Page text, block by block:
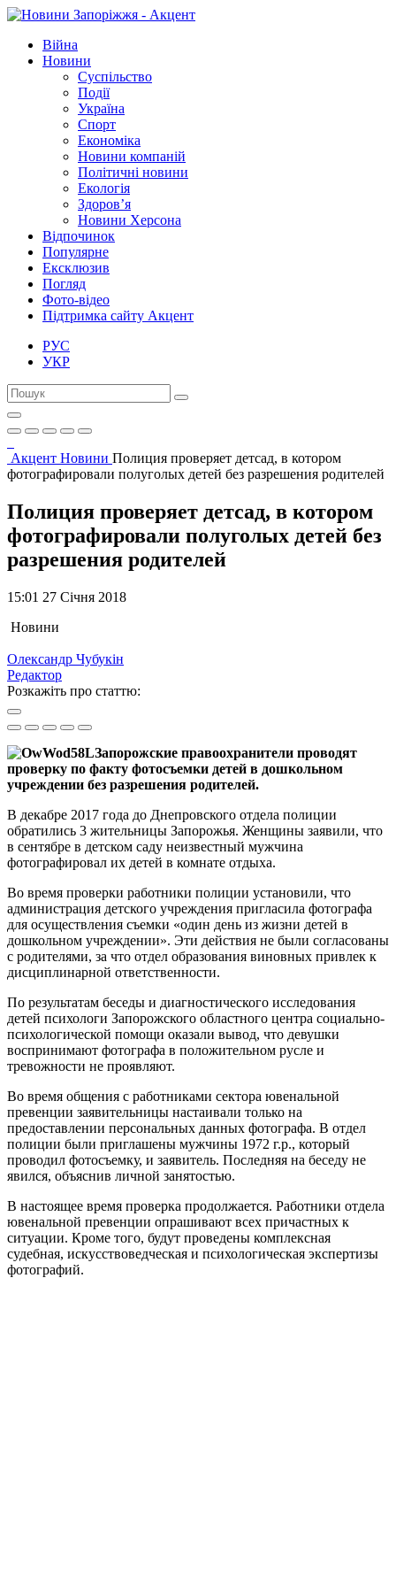
Війна
Новини
Суспільство
Події
Україна
Спорт
Економіка
Новини компаній
Політичні новини
Екологія
Здоров’я
Новини Херсона
Відпочинок
Популярне
Ексклюзив
Погляд
Фото-відео
Підтримка сайту Акцент
РУС
УКР
Акцент Новини Полиция проверяет детсад, в котором
фотографировали полуголых детей без разрешения родителей
Полиция проверяет детсад, в котором
фотографировали полуголых детей без
разрешения родителей
15:01 27 Січня 2018
Новини
Олександр Чубукін
Редактор
Розкажіть про статтю:
Запорожские правоохранители проводят
проверку по факту фотосъемки детей в дошкольном
учреждении без разрешения родителей.
В декабре 2017 года до Днепровского отдела полиции
обратились 3 жительницы Запорожья. Женщины заявили, что
в сентябре в детском саду неизвестный мужчина
фотографировал их детей в комнате отдыха.
Во время проверки работники полиции установили, что
администрация детского учреждения пригласила фотографа
для осуществления съемки «один день из жизни детей в
дошкольном учреждении». Эти действия не были согласованы
с родителями, за что отдел образования виновных привлек к
дисциплинарной ответственности.
По результатам беседы и диагностического исследования
детей психологи Запорожского областного центра социально-
психологической помощи оказали вывод, что девушки
воспринимают фотографа в положительном русле и
тревожности не проявляют.
Во время общения с работниками сектора ювенальной
превенции заявительницы настаивали только на
предоставлении персональных данных фотографа. В отдел
полиции были приглашены мужчины 1972 г.р., который
проводил фотосъемку, и заявитель. Последняя на беседу не
явился, объяснив личной занятостью.
В настоящее время проверка продолжается. Работники отдела
ювенальной превенции опрашивают всех причастных к
ситуации. Кроме того, будут проведены комплексная
судебная, искусствоведческая и психологическая экспертизы
фотографий.